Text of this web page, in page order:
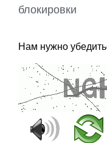
блокировки
Нам нужно